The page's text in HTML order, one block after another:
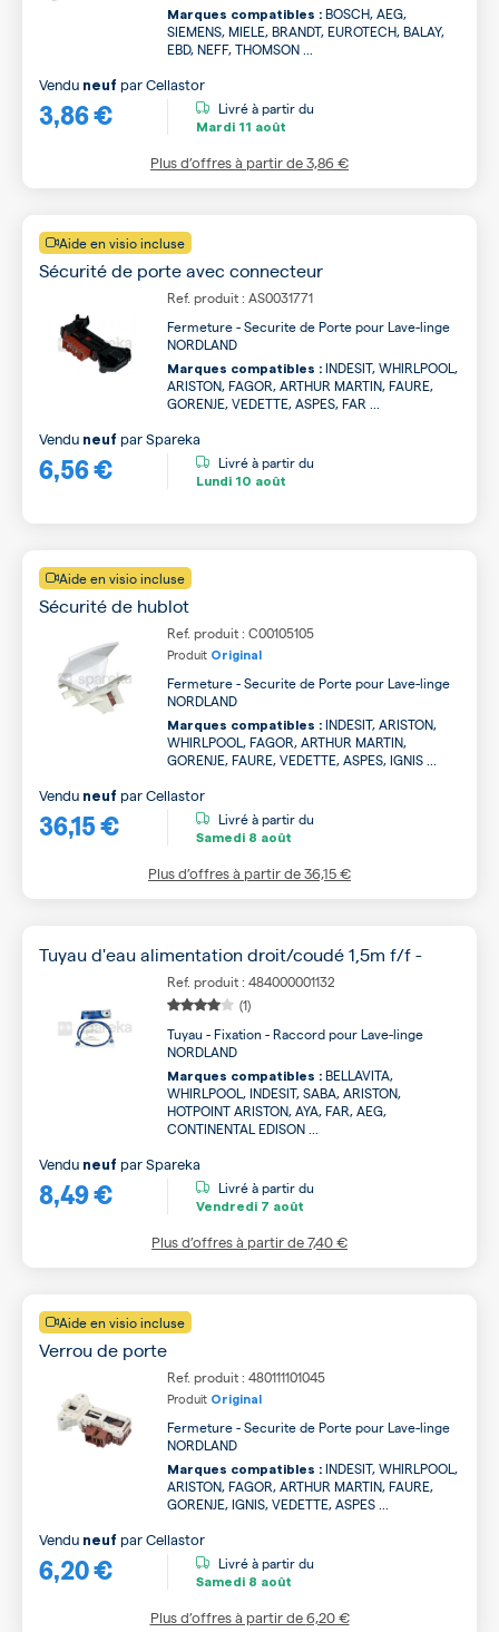
Marques compatibles : BOSCH, AEG,
SIEMENS, MIELE, BRANDT, EUROTECH, BALAY,
EBD, NEFF, THOMSON ...
3,86 €
Vendu neuf parCellastor
Livré à partir du
Mardi 11 août
Plus d’offres à partir de3,86 €
Aide en visio incluse
Sécurité de porte avec connecteur
Ref. produit : AS0031771
Fermeture - Securite de Porte pour Lave-linge
NORDLAND
Marques compatibles : INDESIT, WHIRLPOOL,
ARISTON, FAGOR, ARTHUR MARTIN, FAURE,
GORENJE, VEDETTE, ASPES, FAR ...
6,56 €
Vendu neuf parSpareka
Livré à partir du
Lundi 10 août
Aide en visio incluse
Sécurité de hublot
Ref. produit : C00105105
Produit Original
Fermeture - Securite de Porte pour Lave-linge
NORDLAND
Marques compatibles : INDESIT, ARISTON,
WHIRLPOOL, FAGOR, ARTHUR MARTIN,
GORENJE, FAURE, VEDETTE, ASPES, IGNIS ...
36,15 €
Vendu neuf parCellastor
Livré à partir du
Samedi 8 août
Plus d’offres à partir de36,15 €
Tuyau d'eau alimentation droit/coudé 1,5m f/f -
Ref. produit : 484000001132
(1)
Tuyau - Fixation - Raccord pour Lave-linge
NORDLAND
Marques compatibles : BELLAVITA,
WHIRLPOOL, INDESIT, SABA, ARISTON,
HOTPOINT ARISTON, AYA, FAR, AEG,
CONTINENTAL EDISON ...
8,49 €
Vendu neuf parSpareka
Livré à partir du
Vendredi 7 août
Plus d’offres à partir de7,40 €
Aide en visio incluse
Verrou de porte
Ref. produit : 480111101045
Produit Original
Fermeture - Securite de Porte pour Lave-linge
NORDLAND
Marques compatibles : INDESIT, WHIRLPOOL,
ARISTON, FAGOR, ARTHUR MARTIN, FAURE,
GORENJE, IGNIS, VEDETTE, ASPES ...
6,20 €
Vendu neuf parCellastor
Livré à partir du
Samedi 8 août
Plus d’offres à partir de6,20 €